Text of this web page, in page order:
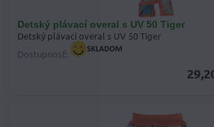
Detský plávací overal s UV 50 Tiger
Detský plávací overal s UV 50 Tiger
Dostupnosť: